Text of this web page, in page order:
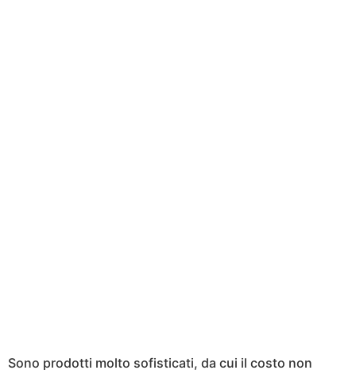
Sono prodotti molto sofisticati, da cui il costo non